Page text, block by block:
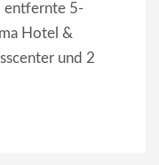
entfernte 5-
Hotel &
und 2